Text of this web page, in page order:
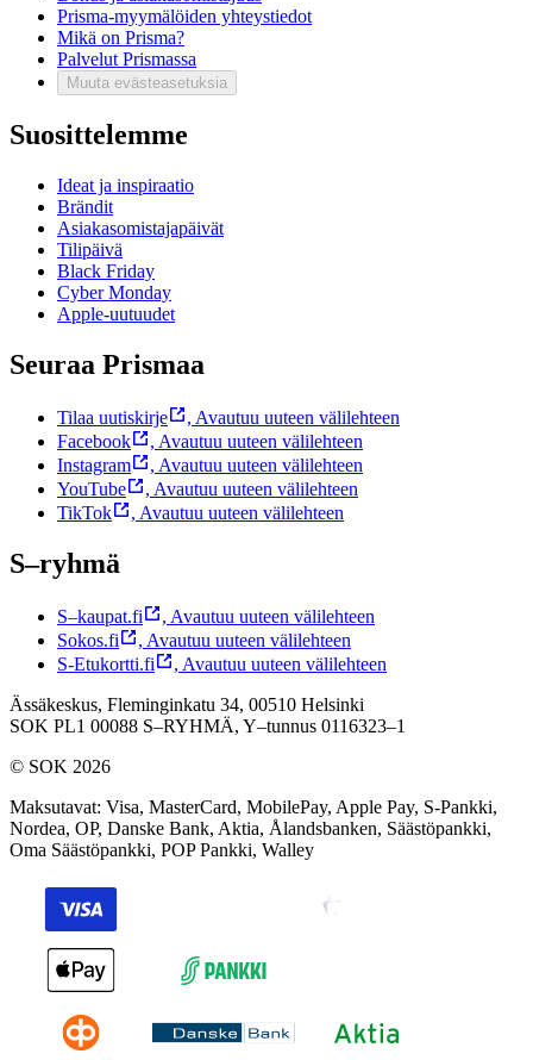
Prisma-myymälöiden yhteystiedot
Mikä on Prisma?
Palvelut Prismassa
Muuta evästeasetuksia
Suosittelemme
Ideat ja inspiraatio
Brändit
Asiakasomistajapäivät
Tilipäivä
Black Friday
Cyber Monday
Apple-uutuudet
Seuraa Prismaa
Tilaa uutiskirje , Avautuu uuteen välilehteen
Facebook
, Avautuu uuteen välilehteen
Instagram
, Avautuu uuteen välilehteen
YouTube
, Avautuu uuteen välilehteen
TikTok
, Avautuu uuteen välilehteen
S–ryhmä
S–kaupat.fi , Avautuu uuteen välilehteen
Sokos.fi
, Avautuu uuteen välilehteen
S-Etukortti.fi
, Avautuu uuteen välilehteen
Ässäkeskus, Fleminginkatu 34, 00510 Helsinki
SOK PL1 00088 S–RYHMÄ, Y–tunnus 0116323–1
© SOK 2026
Maksutavat: Visa, MasterCard, MobilePay, Apple Pay, S-Pankki,
Nordea, OP, Danske Bank, Aktia, Ålandsbanken, Säästöpankki,
Oma Säästöpankki, POP Pankki, Walley